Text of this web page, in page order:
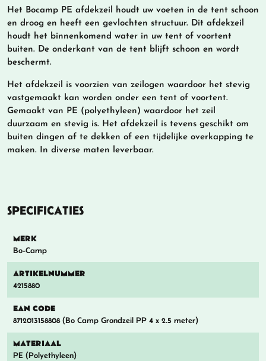
Het Bocamp PE afdekzeil houdt uw voeten in de tent schoon
en droog en heeft een gevlochten structuur. Dit afdekzeil
houdt het binnenkomend water in uw tent of voortent
buiten. De onderkant van de tent blijft schoon en wordt
beschermt.
Het afdekzeil is voorzien van zeilogen waardoor het stevig
vastgemaakt kan worden onder een tent of voortent.
Gemaakt van PE (polyethyleen) waardoor het zeil
duurzaam en stevig is. Het afdekzeil is tevens geschikt om
buiten dingen af te dekken of een tijdelijke overkapping te
maken. In diverse maten leverbaar.
SPECIFICATIES
MERK
Bo-Camp
ARTIKELNUMMER
4215880
EAN CODE
8712013158808 (Bo Camp Grondzeil PP 4 x 2.5 meter)
MATERIAAL
PE (Polyethyleen)